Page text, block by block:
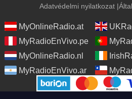
Adatvédelmi nyilatkozat |
MyOnlineRadio.at
MyRadioEnVivo.pe
MyOnlineRadio.nl
MyRadioEnVivo.ar